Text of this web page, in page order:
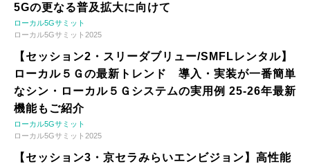
5Gの更なる普及拡大に向けて
ローカル5Gサミット
ローカル5Gサミット2025
【セッション2・スリーダブリュー/SMFLレンタル】
ローカル５Ｇの最新トレンド 導入・実装が一番簡単
なシン・ローカル５Ｇシステムの実用例 25-26年最新
機能もご紹介
ローカル5Gサミット
ローカル5Gサミット2025
【セッション3・京セラみらいエンビジョン】高性能